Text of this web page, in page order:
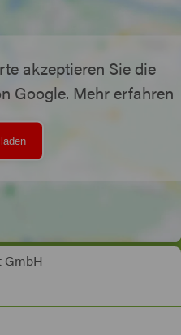
akzeptieren Sie die
Google. Mehr erfahren
Karte laden
GmbH